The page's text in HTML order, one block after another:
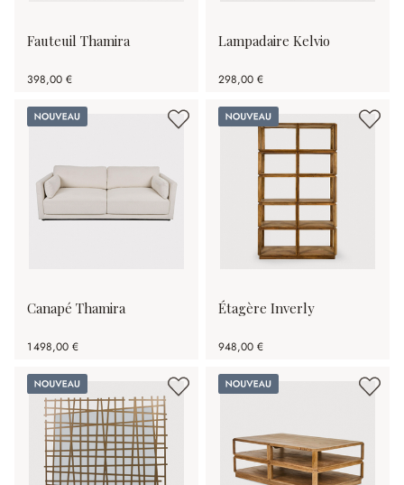
Fauteuil Thamira
398,00 €
Lampadaire Kelvio
298,00 €
Nouveau
Canapé Thamira
1 498,00 €
Nouveau
Étagère Inverly
948,00 €
Nouveau Nouveau